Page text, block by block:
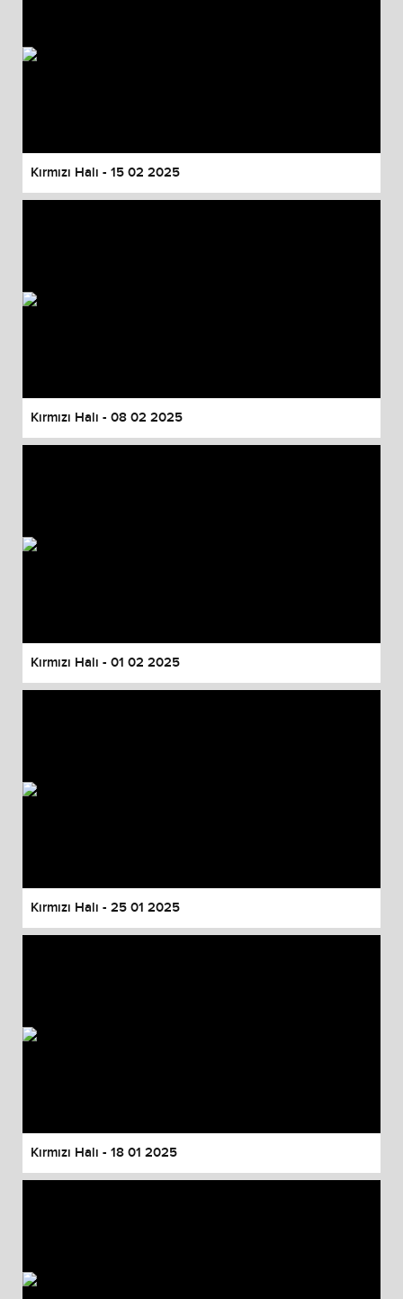
Kırmızı Halı - 15 02 2025
Kırmızı Halı - 08 02 2025
Kırmızı Halı - 01 02 2025
Kırmızı Halı - 25 01 2025
Kırmızı Halı - 18 01 2025